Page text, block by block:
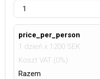
1
price_per_person
1 dzień x 1200 SEK
Koszt VAT (0%)
Razem